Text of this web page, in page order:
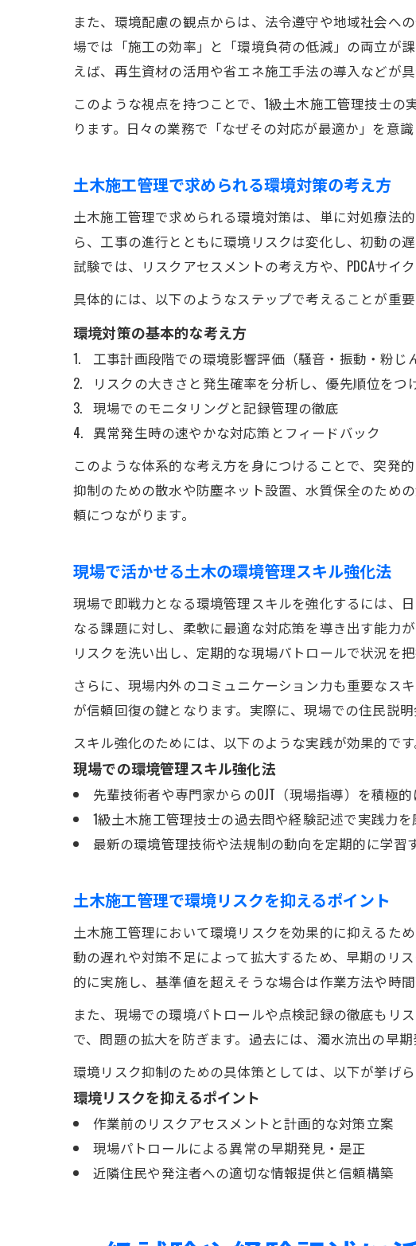
土木工
土
1
現
また、環境配慮の観点からは、法令遵守や地域社会へ
場では「施工の効率」と「環境負荷の低減」の両立が
えば、再生資材の活用や省エネ施工手法の導入などが具
このような視点を持つことで、1級土木施工管理技士
ります。日々の業務で「なぜその対応が最適か」を意
土木施工管理で求められる環境対策の考え方
土木施工管理で求められる環境対策は、単に対処療法
ら、工事の進行とともに環境リスクは変化し、初動の
試験では、リスクアセスメントの考え方や、PDCAサイ
具体的には、以下のようなステップで考えることが重要
環境対策の基本的な考え方
工事計画段階での環境影響評価（騒音・振動・粉じ
リスクの大きさと発生確率を分析し、優先順位をつ
現場でのモニタリングと記録管理の徹底
異常発生時の速やかな対応策とフィードバック
このような体系的な考え方を身につけることで、突発
抑制のための散水や防塵ネット設置、水質保全のため
頼につながります。
現場で活かせる土木の環境管理スキル強化法
現場で即戦力となる環境管理スキルを強化するには、
なる課題に対し、柔軟に最適な対応策を導き出す能力
リスクを洗い出し、定期的な現場パトロールで状況を
さらに、現場内外のコミュニケーション力も重要なス
が信頼回復の鍵となります。実際に、現場での住民説
スキル強化のためには、以下のような実践が効果的です
現場での環境管理スキル強化法
先輩技術者や専門家からのOJT（現場指導）を積極的
1級土木施工管理技士の過去問や経験記述で実践力を
最新の環境管理技術や法規制の動向を定期的に学習
土木施工管理で環境リスクを抑えるポイント
土木施工管理において環境リスクを効果的に抑えるた
動の遅れや対策不足によって拡大するため、早期のリ
的に実施し、基準値を超えそうな場合は作業方法や時間
また、現場での環境パトロールや点検記録の徹底もリ
で、問題の拡大を防ぎます。過去には、濁水流出の早
環境リスク抑制のための具体策としては、以下が挙げら
環境リスクを抑えるポイント
作業前のリスクアセスメントと計画的な対策立案
現場パトロールによる異常の早期発見・是正
近隣住民や発注者への適切な情報提供と信頼構築